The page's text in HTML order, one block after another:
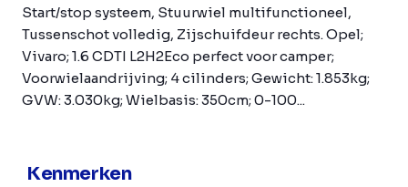
Start/stop systeem, Stuurwiel multifunctioneel,
Tussenschot volledig, Zijschuifdeur rechts. Opel;
Vivaro; 1.6 CDTI L2H2Eco perfect voor camper;
Voorwielaandrijving; 4 cilinders; Gewicht: 1.853kg;
GVW: 3.030kg; Wielbasis: 350cm; 0-100...
Kenmerken